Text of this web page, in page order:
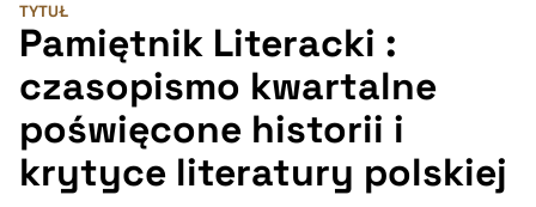
TYTUŁ
Pamiętnik Literacki :
czasopismo kwartalne
poświęcone historii i
krytyce literatury polskiej